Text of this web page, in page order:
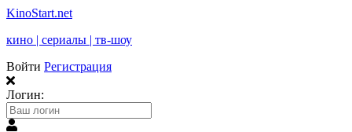
KinoStart.net
кино | сериалы | тв-шоу
Войти Регистрация
Логин: